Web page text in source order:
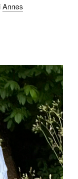
Annes